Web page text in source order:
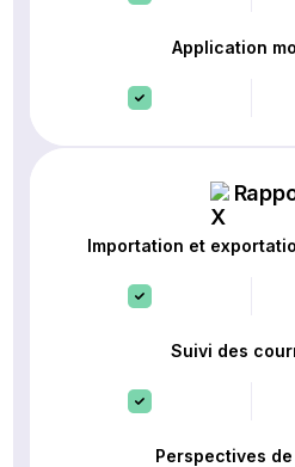
Application
Importation et
Suivi des
Perspectives